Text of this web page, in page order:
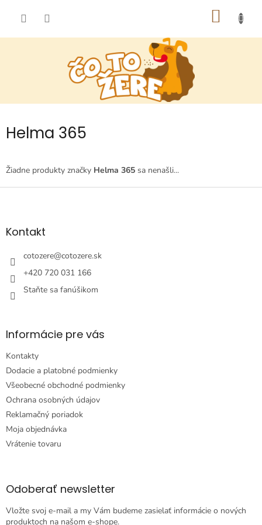
Helma 365
Žiadne produkty značky Helma 365 sa nenašli...
Z
äKontakt
cotozere@cotozere.sk
+420 720 031 166
Staňte sa fanúšikom
Informácie pre vás
Kontakty
Dodacie a platobné podmienky
Všeobecné obchodné podmienky
Ochrana osobných údajov
Reklamačný poriadok
Moja objednávka
Vrátenie tovaru
Odoberať newsletter
Vložte svoj e-mail a my Vám budeme zasielať informácie o nových
produktoch na našom e-shope.